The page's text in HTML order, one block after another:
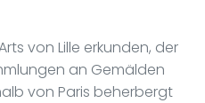
von Lille erkunden, der
an Gemälden
von Paris beherbergt